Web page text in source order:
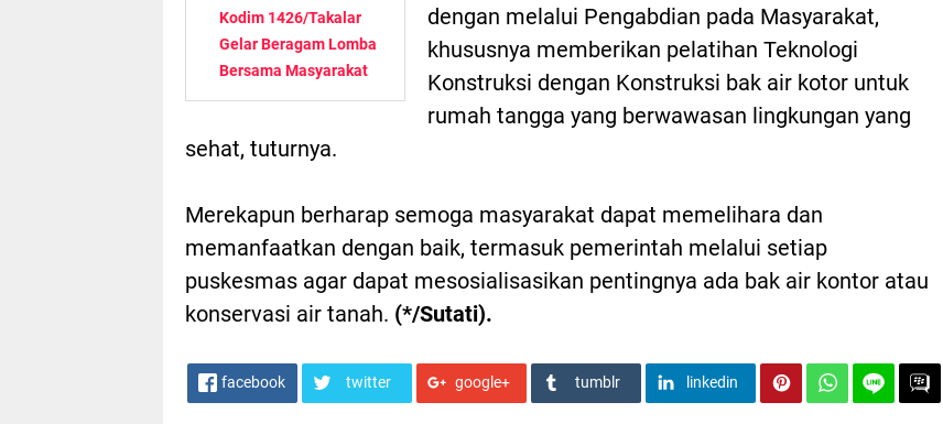
Kodim 1426/Takalar
Gelar Beragam Lomba
Bersama Masyarakat
dengan melalui Pengabdian pada Masyarakat,
khususnya memberikan pelatihan Teknologi
Konstruksi dengan Konstruksi bak air kotor untuk
rumah tangga yang berwawasan lingkungan yang
sehat, tuturnya.
Merekapun berharap semoga masyarakat dapat memelihara dan
memanfaatkan dengan baik, termasuk pemerintah melalui setiap
puskesmas agar dapat mesosialisasikan pentingnya ada bak air kontor atau
konservasi air tanah. (*/Sutati).
facebook twitter google+ tumblr linkedin